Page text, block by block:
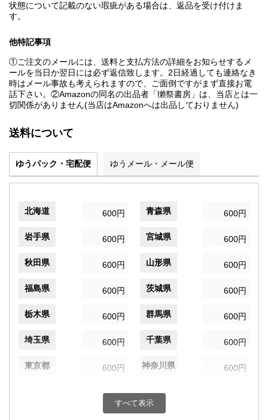
状態について記載のない瑕疵がある場合は、返品を受け付けま
す。
他特記事項
①ご注文のメールには、送料と支払方法の詳細をお知らせするメ
ールを当日か翌日には必ず返信致します。2日経過しても連絡なき
時はメール事故も考えられますので、ご面倒ですがまず直接お電
話下さい。②Amazonの同名の出品者「獺祭書房」は、当店とは一
切関係がありません(当店はAmazonへは出品しておりません)
送料について
ゆうパック・宅配便 ゆうメール・メール便
北海道 600円 青森県 600円
岩手県 600円 宮城県 600円
秋田県 600円 山形県 600円
福島県 600円 茨城県 600円
栃木県 600円 群馬県 600円
埼玉県 600円 千葉県 600円
東京都 600円 神奈川県 600円
600円 富山県
すべて表示